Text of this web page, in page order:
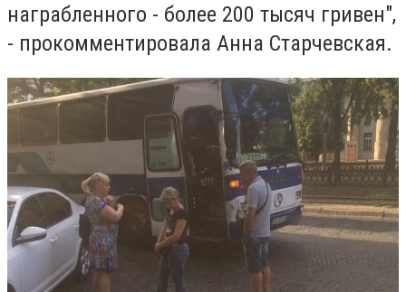
награбленного - более 200 тысяч гривен",
- прокомментировала Анна Старчевская.